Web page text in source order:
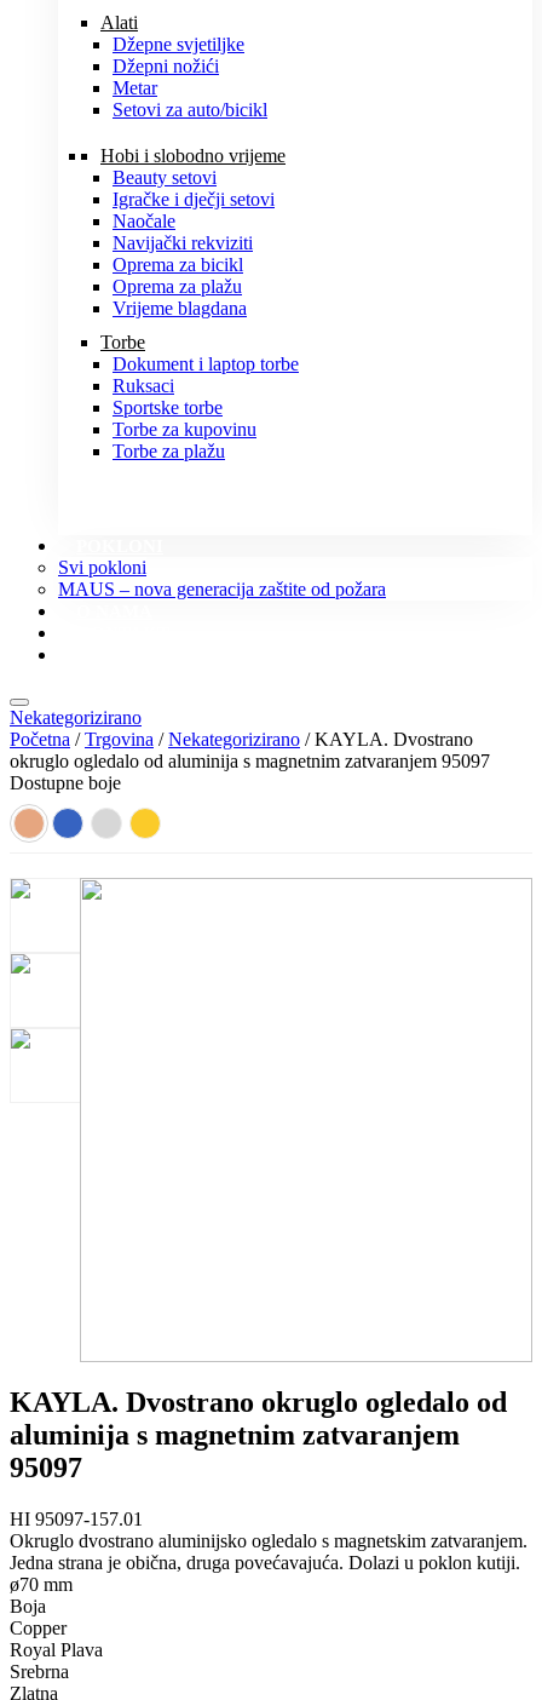
Alati
Džepne svjetiljke
Džepni nožići
Metar
Setovi za auto/bicikl
Hobi i slobodno vrijeme
Beauty setovi
Igračke i dječji setovi
Naočale
Navijački rekviziti
Oprema za bicikl
Oprema za plažu
Vrijeme blagdana
Torbe
Dokument i laptop torbe
Ruksaci
Sportske torbe
Torbe za kupovinu
Torbe za plažu
Svi pokloni
MAUS – nova generacija zaštite od požara
Nekategorizirano
Početna /Trgovina /Nekategorizirano / KAYLA. Dvostrano
okruglo ogledalo od aluminija s magnetnim zatvaranjem 95097
Dostupne boje
KAYLA. Dvostrano okruglo ogledalo od
aluminija s magnetnim zatvaranjem
95097
HI 95097-157.01
Okruglo dvostrano aluminijsko ogledalo s magnetskim zatvaranjem.
Jedna strana je obična, druga povećavajuća. Dolazi u poklon kutiji.
ø70 mm
Boja
Copper
Royal Plava
Srebrna
Zlatna